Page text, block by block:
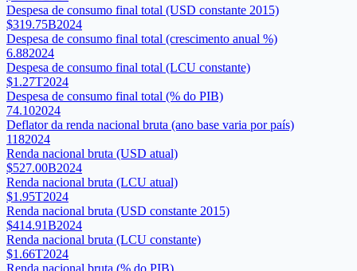
Despesa de consumo final total (USD constante 2015)
$319.75B2024
Despesa de consumo final total (crescimento anual %)
6.882024
Despesa de consumo final total (LCU constante)
$1.27T2024
Despesa de consumo final total (% do PIB)
74.102024
Deflator da renda nacional bruta (ano base varia por país)
1182024
Renda nacional bruta (USD atual)
$527.00B2024
Renda nacional bruta (LCU atual)
$1.95T2024
Renda nacional bruta (USD constante 2015)
$414.91B2024
Renda nacional bruta (LCU constante)
$1.66T2024
Renda nacional bruta (% do PIB)